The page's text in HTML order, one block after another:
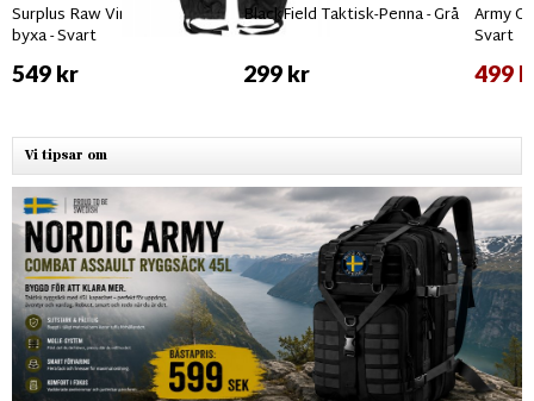
Surplus Raw Vintage Airborne
byxa - Svart
549 kr
BlackField Taktisk-Penna - Grå
299 kr
Army
Svart
499
Vi tipsar om